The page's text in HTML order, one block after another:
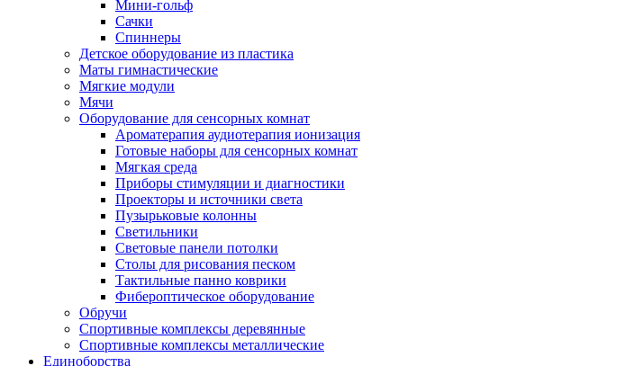
Мини-гольф
Сачки
Спиннеры
Детское оборудование из пластика
Маты гимнастические
Мягкие модули
Мячи
Оборудование для сенсорных комнат
Ароматерапия аудиотерапия ионизация
Готовые наборы для сенсорных комнат
Мягкая среда
Приборы стимуляции и диагностики
Проекторы и источники света
Пузырьковые колонны
Светильники
Световые панели потолки
Столы для рисования песком
Тактильные панно коврики
Фибероптическое оборудование
Обручи
Спортивные комплексы деревянные
Спортивные комплексы металлические
Единоборства